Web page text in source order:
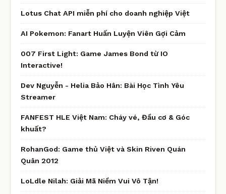
Lotus Chat API miễn phí cho doanh nghiệp Việt
AI Pokemon: Fanart Huấn Luyện Viên Gợi Cảm
007 First Light: Game James Bond từ IO
Interactive!
Dev Nguyễn - Helia Bảo Hân: Bài Học Tình Yêu
Streamer
FANFEST HLE Việt Nam: Cháy vé, Đầu cơ & Góc
khuất?
RohanGod: Game thủ Việt và Skin Riven Quán
Quân 2012
LoLdle Nilah: Giải Mã Niềm Vui Vô Tận!